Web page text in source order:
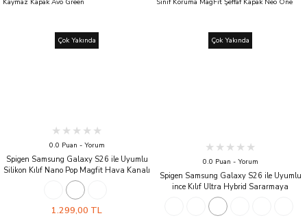
Çok Yakında
0.0 Puan - Yorum
Spigen Samsung Galaxy S26 ile Uyumlu
Silikon Kılıf Nano Pop Magfit Hava Kanalı
Teknolojisi™ Askeri Sınıf Koruma MagFit
Kaymaz Kapak Avo Green
1.299,00 TL
Çok Yakında
0.0 Puan - Yorum
Spigen Samsung Galaxy S26 ile Uyumlu
ince Kılıf Ultra Hybrid Sararmaya
Dayanıklı DuraClear™ Hava Kanalı
Teknolojisi™ Askeri Sınıf Koruma MagFit